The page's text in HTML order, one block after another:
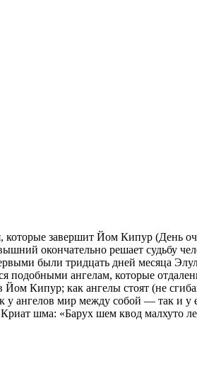
завершит Йом Кипур (День
окончательно решает судьбу
были тридцать дней месяца
ангелам, которые
Кипур; как ангелы стоят (не
ангелов мир между собой — так и у
шма: «Барух шем квод малхуто